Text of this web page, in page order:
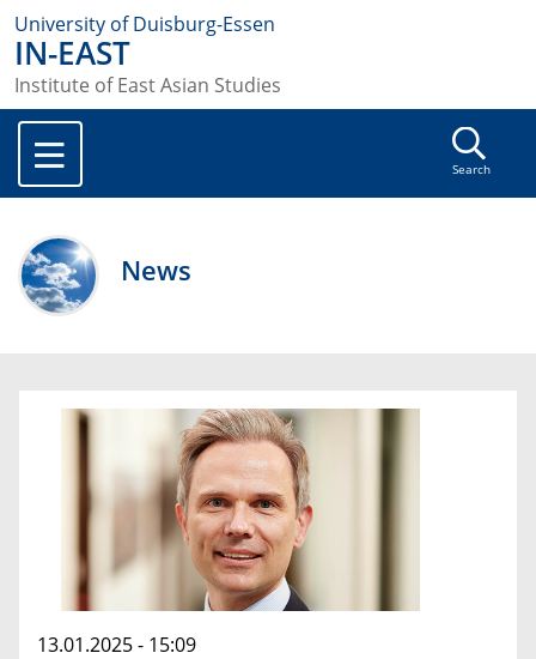
University of Duisburg-Essen
IN-EAST
Institute of East Asian Studies
Search
News
13.01.2025 - 15:09